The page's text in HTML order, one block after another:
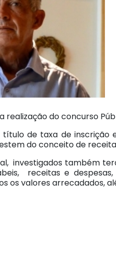
realização do concurso
de taxa de inscrição
do conceito de
investigados também
receitas e
os valores arrecadados,